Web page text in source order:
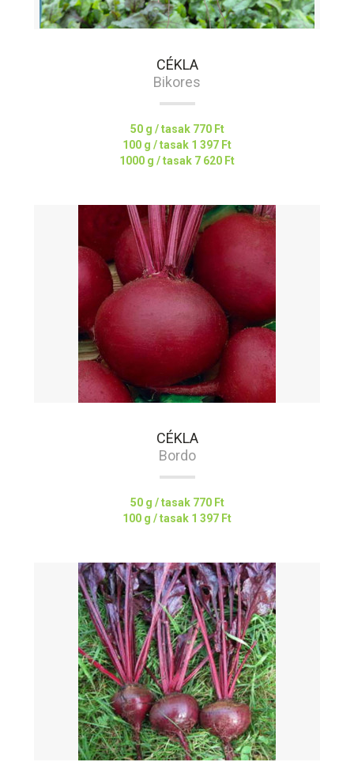
CÉKLA
Bikores
50 g / tasak 770 Ft
100 g / tasak 1 397 Ft
1000 g / tasak 7 620 Ft
CÉKLA
Bordo
50 g / tasak 770 Ft
100 g / tasak 1 397 Ft